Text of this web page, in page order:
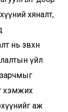
хяналт,
нь зөвхөн
үйл
зарчмыг
хэмжих
аж